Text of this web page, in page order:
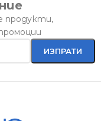
продукти,